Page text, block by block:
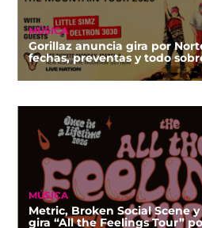
MÚSICA
Gorillaz anuncia gira por
fechas, preventas y todo
MÚSICA
Metric, Broken Social Scene
gira “All the Feelings Tour”